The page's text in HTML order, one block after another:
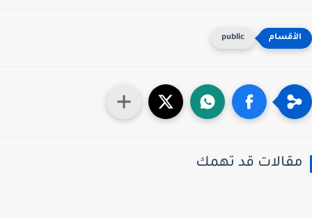
public
قد تهمك